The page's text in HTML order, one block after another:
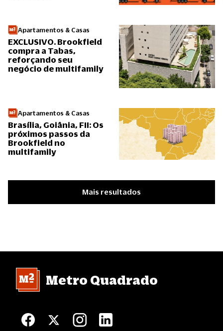
Apartamentos & Casas
EXCLUSIVO. Brookfield
compra a Tabas,
reforçando seu
negócio de multifamily
Apartamentos & Casas
Brasília, Goiânia, FII: Os
próximos passos da
Brookfield no
multifamily
Mais resultados
Metro Quadrado